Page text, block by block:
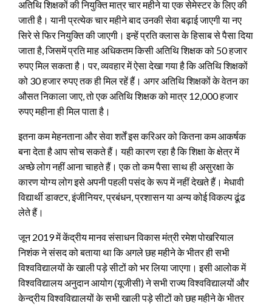
अतिथि शिक्षकों की नियुक्ति मात्र चार महीने या एक सेमेस्टर के लिए की
जाती है। यानी प्रत्येक चार महीने बाद उनकी सेवा बढ़ाई जाएगी या नए
सिरे से फिर नियुक्ति की जाएगी। इन्हें प्रति क्लास के हिसाब से पैसा दिया
जाता है, जिसमें प्रति माह अधिकतम किसी अतिथि शिक्षक को 50 हजार
रुपए मिल सकता है। पर, व्यवहार में ऐसा देखा गया है कि अतिथि शिक्षकों
को 30 हजार रुपए तक ही मिल रहें हैं। अगर अतिथि शिक्षकों के वेतन का
औसत निकाला जाए, तो एक अतिथि शिक्षक को मात्र 12,000 हजार
रुपए महीना ही मिल पाता है।
इतना कम मेहनताना और सेवा शर्तें इस करिअर को कितना कम आकर्षक
बना देता है आप सोच सकते हैं। यही कारण रहा है कि शिक्षा के क्षेत्र में
अच्छे लोग नहीं आना चाहते हैं। एक तो कम पैसा साथ ही असुरक्षा के
कारण योग्य लोग इसे अपनी पहली पसंद के रूप में नहीं देखते हैं। मेधावी
विद्यार्थी डाक्टर, इंजीनियर, प्रबंधन, प्रशासन या अन्य कोई विकल्प ढूंढ
लेते हैं।
जून 2019 में केंद्रीय मानव संसाधन विकास मंत्री रमेश पोखरियाल
निशंक ने संसद को बताया था कि अगले छह महीने के भीतर ही सभी
विश्वविद्यालयों के खाली पड़े सीटों को भर लिया जाएगा। इसी आलोक में
विश्वविद्यालय अनुदान आयोग (यूजीसी) ने सभी राज्य विश्वविद्यालयों और
केन्द्रीय विश्वविद्यालयों के सभी खाली पड़े सीटों को छह महीने के भीतर